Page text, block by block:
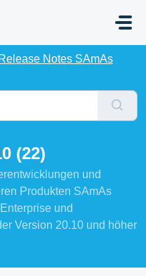
Release Notes SAmAs
(22)
und
Produkten SAmAs
und
Version 20.10 und höher